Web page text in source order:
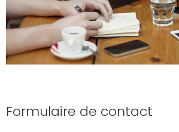
Formulaire de contact